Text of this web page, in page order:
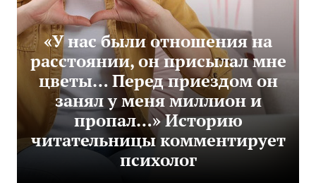
«У нас были отношения на
расстоянии, он присылал мне
цветы… Перед приездом он
занял у меня миллион и
пропал…» Историю
читательницы комментирует
психолог